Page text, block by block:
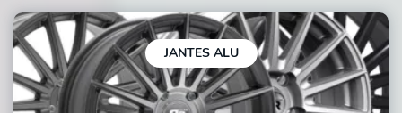
JANTES ALU